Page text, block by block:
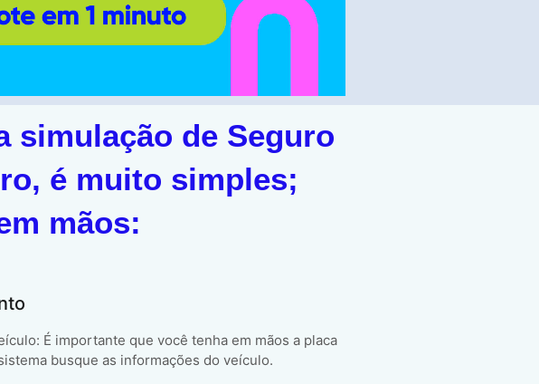
simulação de Seguro
é muito simples;
mãos:
É importante que você tenha em mãos a placa
busque as informações do veículo.